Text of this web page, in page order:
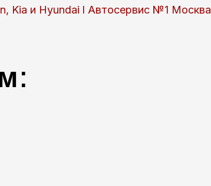
Kia и Hyundai l Автосервис №1 Москва